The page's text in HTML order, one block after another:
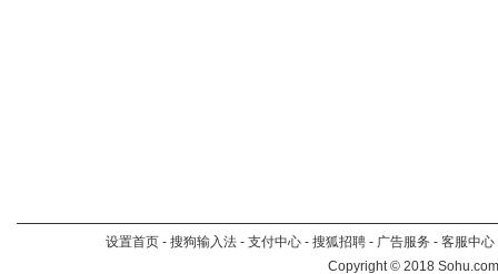
设置首页 - 搜狗输入法 - 支付中心 - 搜狐招聘 - 广告服务 - 客服中心
Copyright©2018